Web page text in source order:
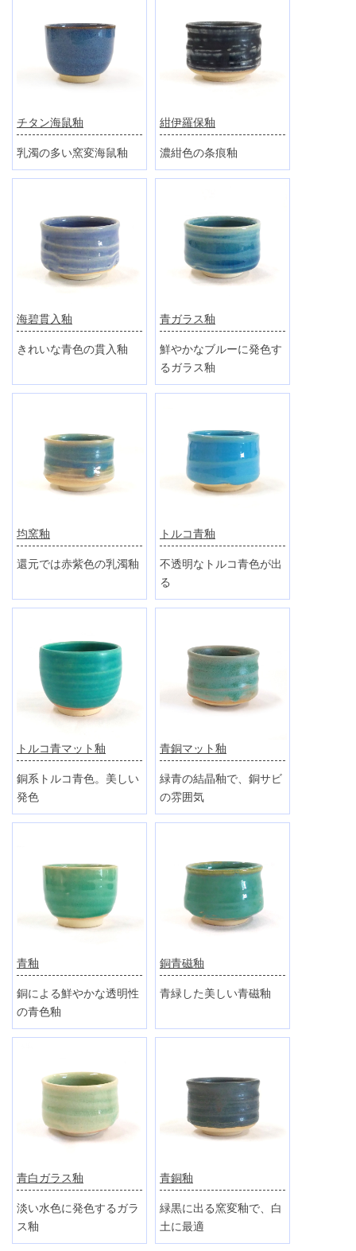
チタン海鼠釉
乳濁の多い窯変海鼠釉
紺伊羅保釉
濃紺色の条痕釉
海碧貫入釉
きれいな青色の貫入釉
青ガラス釉
鮮やかなブルーに発色す
るガラス釉
均窯釉
還元では赤紫色の乳濁釉
トルコ青釉
不透明なトルコ青色が出
る
トルコ青マット釉
銅系トルコ青色。美しい
発色
青銅マット釉
緑青の結晶釉で、銅サビ
の雰囲気
青釉
銅による鮮やかな透明性
の青色釉
銅青磁釉
青緑した美しい青磁釉
青白ガラス釉
淡い水色に発色するガラ
ス釉
青銅釉
緑黒に出る窯変釉で、白
土に最適